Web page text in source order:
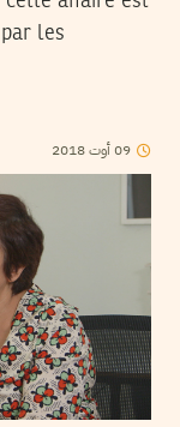
les
09أوت2018